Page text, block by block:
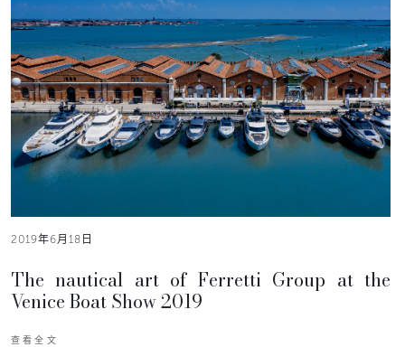
2019年6月18日
The nautical art of Ferretti Group at the
Venice Boat Show 2019
查看全文